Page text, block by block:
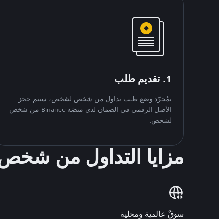
1. تقديم طلب
بمُجرّد وضع طلب تداول من شخص لشخص، سيتم حجز
الأصل الرقمي في الضمان لدى منصّة Binance من شخص
لشخص.
مزايا التداول من
سوقٌ عالمية ومحلية